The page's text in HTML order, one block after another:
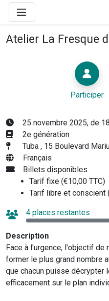
Atelier La Fresque
Participer
25 novembre 2025, de
2e génération
Tuba , 15 Boulevard
Français
Billets disponibles
Tarif fixe (€10,00 TTC)
Tarif libre et conscient
4 places restantes
Description
Face à l'urgence, l'objectif
former le plus grand nombre
que chacun puisse décrypter
efficacement sur le plan